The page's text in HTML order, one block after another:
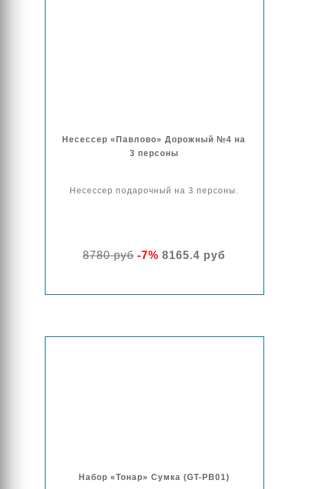
Несессер «Павлово» Дорожный №4 на
3 персоны
Несессер подарочный на 3 персоны.
8780 руб-7% 8165.4 руб
Набор «Тонар» Сумка (GT-PB01)